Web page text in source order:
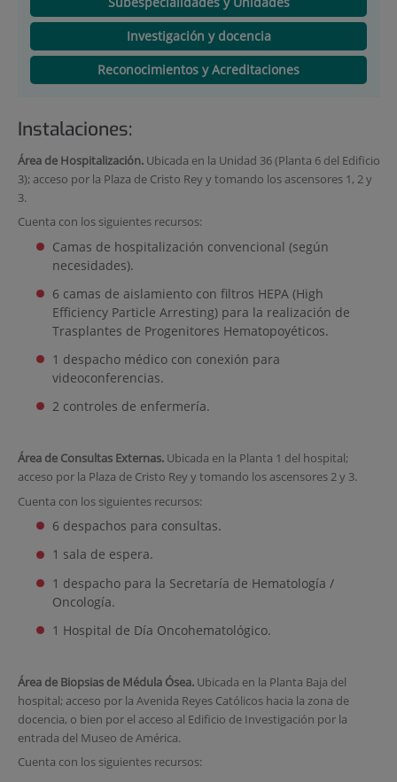
Investigación y docencia
Reconocimientos y Acreditaciones
Instalaciones:
Área de Hospitalización. Ubicada en la Unidad 36 (Planta 6 del Edificio
3); acceso por la Plaza de Cristo Rey y tomando los ascensores 1, 2 y
3.
Cuenta con los siguientes recursos:
Camas de hospitalización convencional (según
necesidades).
6 camas de aislamiento con filtros HEPA (High
Efficiency Particle Arresting) para la realización de
Trasplantes de Progenitores Hematopoyéticos.
1 despacho médico con conexión para
videoconferencias.
2 controles de enfermería.
Área de Consultas Externas. Ubicada en la Planta 1 del hospital;
acceso por la Plaza de Cristo Rey y tomando los ascensores 2 y 3.
Cuenta con los siguientes recursos:
6 despachos para consultas.
1 sala de espera.
1 despacho para la Secretaría de Hematología /
Oncología.
1 Hospital de Día Oncohematológico.
Área de Biopsias de Médula Ósea. Ubicada en la Planta Baja del
hospital; acceso por la Avenida Reyes Católicos hacia la zona de
docencia, o bien por el acceso al Edificio de Investigación por la
entrada del Museo de América.
Cuenta con los siguientes recursos: